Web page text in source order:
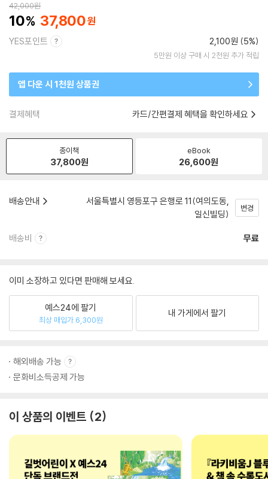
42,000원
10 37,800
YES포인트 2,100원 (5%)
5만원 이상 구매 시 2천원 추가 적립
앱 다운 시 1천원 상품권
결제혜택 카드/간편결제 혜택을 확인하세요
종이책
37,800원
eBook
26,600원
배송안내
서울특별시 영등포구 은행로 11(여의도동,
일신빌딩)
변경
배송비 무료
이미 소장하고 있다면 판매해 보세요.
예스24에 팔기
최상 매입가 6,300원
내 가게에서 팔기
해외배송 가능
문화비소득공제 가능
이 상품의 이벤트 2